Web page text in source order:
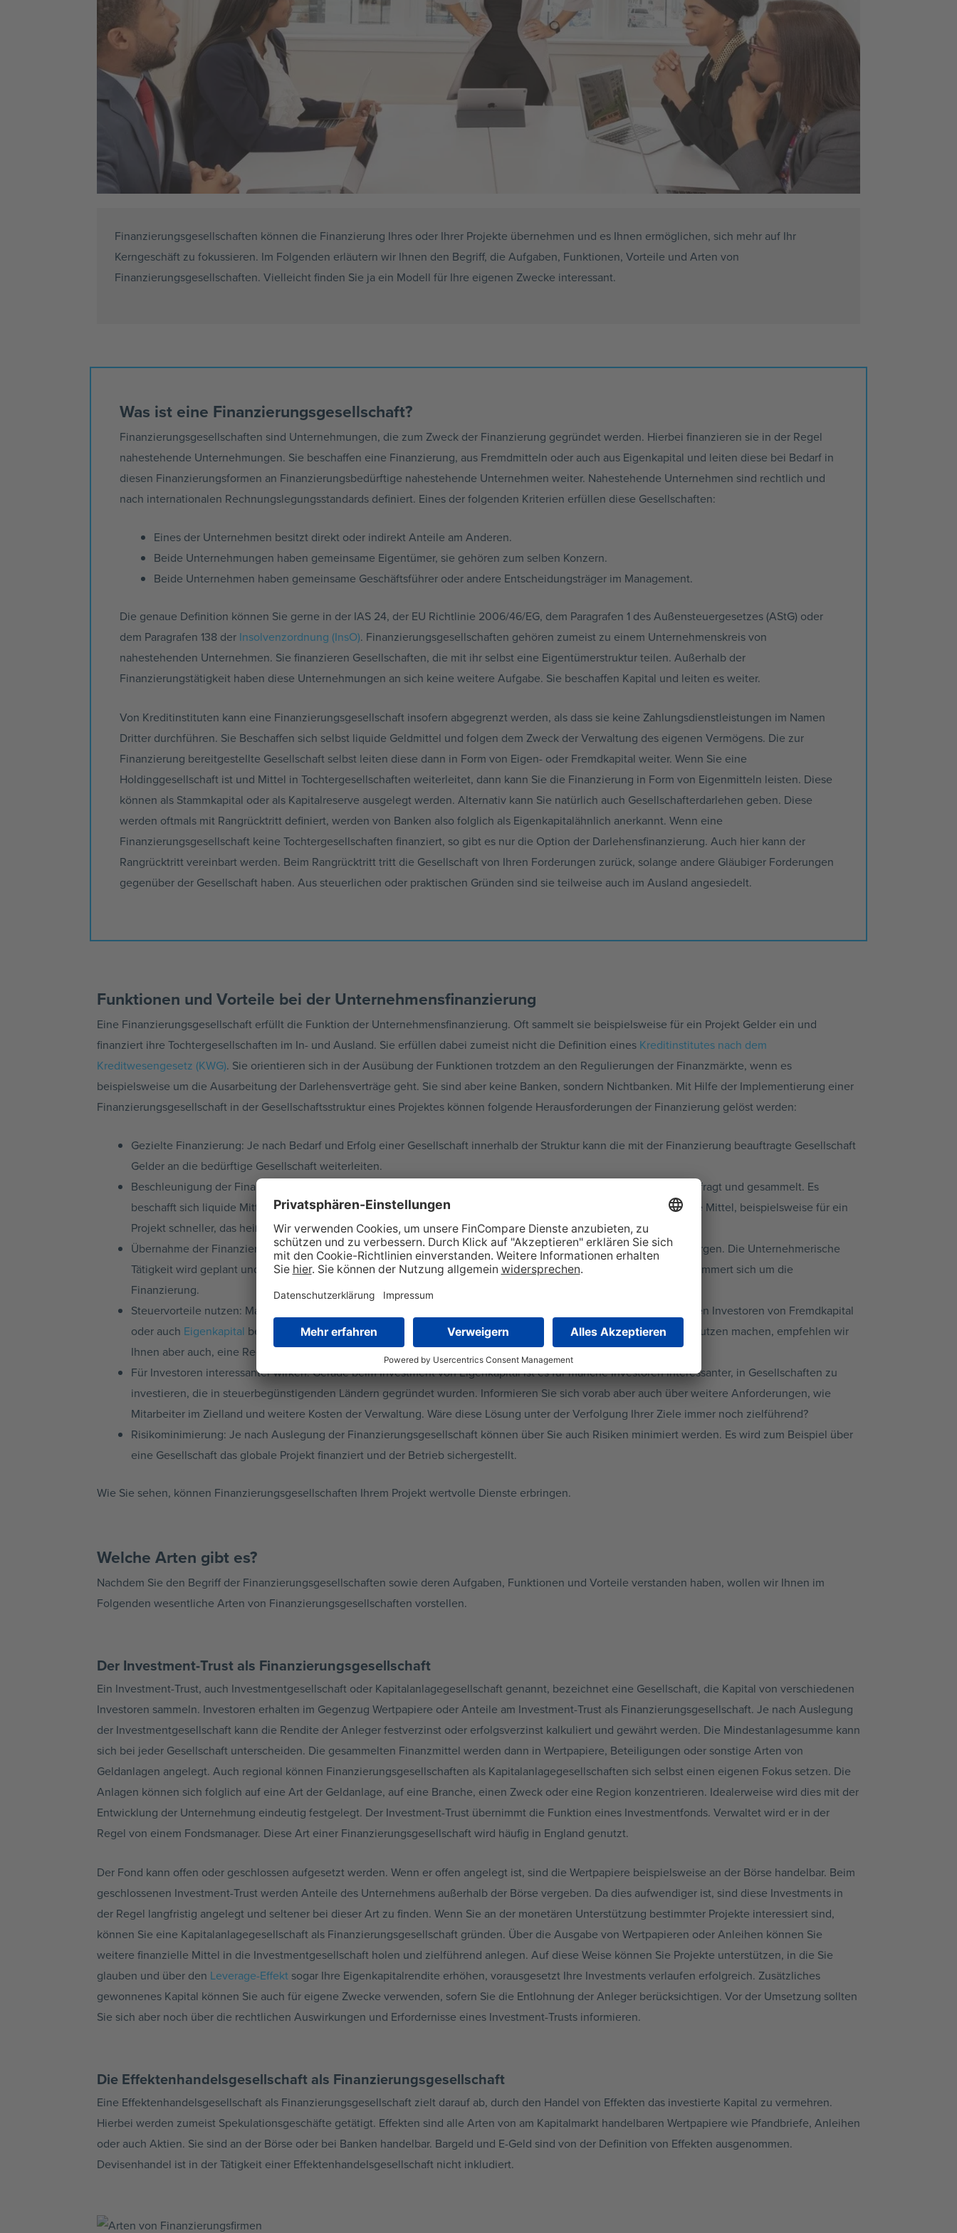
Finanzierungsgesellschaften können die Finanzierung Ihres oder Ihrer Projekte übernehmen und es Ihnen ermöglichen, sich mehr auf Ihr
Kerngeschäft zu fokussieren. Im Folgenden erläutern wir Ihnen den Begriff, die Aufgaben, Funktionen, Vorteile und Arten von
Finanzierungsgesellschaften. Vielleicht finden Sie ja ein Modell für Ihre eigenen Zwecke interessant.
Was ist eine Finanzierungsgesellschaft?
Finanzierungsgesellschaften sind Unternehmungen, die zum Zweck der Finanzierung gegründet werden. Hierbei finanzieren sie in der Regel
nahestehende Unternehmungen. Sie beschaffen eine Finanzierung, aus Fremdmitteln oder auch aus Eigenkapital und leiten diese bei Bedarf in
diesen Finanzierungsformen an Finanzierungsbedürftige nahestehende Unternehmen weiter. Nahestehende Unternehmen sind rechtlich und
nach internationalen Rechnungslegungsstandards definiert. Eines der folgenden Kriterien erfüllen diese Gesellschaften:
Eines der Unternehmen besitzt direkt oder indirekt Anteile am Anderen.
Beide Unternehmungen haben gemeinsame Eigentümer, sie gehören zum selben Konzern.
Beide Unternehmen haben gemeinsame Geschäftsführer oder andere Entscheidungsträger im Management.
Die genaue Definition können Sie gerne in der IAS 24, der EU Richtlinie 2006/46/EG, dem Paragrafen 1 des Außensteuergesetzes (AStG) oder
dem Paragrafen 138 der Insolvenzordnung (InsO). Finanzierungsgesellschaften gehören zumeist zu einem Unternehmenskreis von
nahestehenden Unternehmen. Sie finanzieren Gesellschaften, die mit ihr selbst eine Eigentümerstruktur teilen. Außerhalb der
Finanzierungstätigkeit haben diese Unternehmungen an sich keine weitere Aufgabe. Sie beschaffen Kapital und leiten es weiter.
Von Kreditinstituten kann eine Finanzierungsgesellschaft insofern abgegrenzt werden, als dass sie keine Zahlungsdienstleistungen im Namen
Dritter durchführen. Sie Beschaffen sich selbst liquide Geldmittel und folgen dem Zweck der Verwaltung des eigenen Vermögens. Die zur
Finanzierung bereitgestellte Gesellschaft selbst leiten diese dann in Form von Eigen- oder Fremdkapital weiter. Wenn Sie eine
Holdinggesellschaft ist und Mittel in Tochtergesellschaften weiterleitet, dann kann Sie die Finanzierung in Form von Eigenmitteln leisten. Diese
können als Stammkapital oder als Kapitalreserve ausgelegt werden. Alternativ kann Sie natürlich auch Gesellschafterdarlehen geben. Diese
werden oftmals mit Rangrücktritt definiert, werden von Banken also folglich als Eigenkapitalähnlich anerkannt. Wenn eine
Finanzierungsgesellschaft keine Tochtergesellschaften finanziert, so gibt es nur die Option der Darlehensfinanzierung. Auch hier kann der
Rangrücktritt vereinbart werden. Beim Rangrücktritt tritt die Gesellschaft von Ihren Forderungen zurück, solange andere Gläubiger Forderungen
gegenüber der Gesellschaft haben. Aus steuerlichen oder praktischen Gründen sind sie teilweise auch im Ausland angesiedelt.
Funktionen und Vorteile bei der Unternehmensfinanzierung
Eine Finanzierungsgesellschaft erfüllt die Funktion der Unternehmensfinanzierung. Oft sammelt sie beispielsweise für ein Projekt Gelder ein und
finanziert ihre Tochtergesellschaften im In- und Ausland. Sie erfüllen dabei zumeist nicht die Definition eines Kreditinstitutes nach dem
Kreditwesengesetz (KWG). Sie orientieren sich in der Ausübung der Funktionen trotzdem an den Regulierungen der Finanzmärkte, wenn es
beispielsweise um die Ausarbeitung der Darlehensverträge geht. Sie sind aber keine Banken, sondern Nichtbanken. Mit Hilfe der Implementierung einer
Finanzierungsgesellschaft in der Gesellschaftsstruktur eines Projektes können folgende Herausforderungen der Finanzierung gelöst werden:
Gezielte Finanzierung: Je nach Bedarf und Erfolg einer Gesellschaft innerhalb der Struktur kann die mit der Finanzierung beauftragte Gesellschaft
Gelder an die bedürftige Gesellschaft weiterleiten.
Beschleunigung der Finanzierung: Das Geld wird in der Finanzierungsgesellschaft oft jährlich oder auf Vorrat angefragt und gesammelt. Es
beschafft sich liquide Mittel für die Geschäftstätigkeit der folgenden zwölf Monate ein. Auf diese Weise können die Mittel, beispielsweise für ein
Projekt schneller, das heißt auf Anfrage weitergeleitet werden.
Übernahme der Finanzierungsfunktion: Einzelne Gesellschaften müssen sich nicht selbst um eine Finanzierung sorgen. Die Unternehmerische
Tätigkeit wird geplant und innerhalb der Unternehmensgruppe zusammengelegt. Die Finanzierungsgesellschaft kümmert sich um die
Finanzierung.
Steuervorteile nutzen: Manche Staaten, wie zum Beispiel Luxemburg auch innerhalb der Europäischen Union bieten Investoren von Fremdkapital
oder auch Eigenkapital bessere Konditionen. Es müssen weniger Steuern gezahlt werden. Bevor Sie sich dies zu Nutzen machen, empfehlen wir
Ihnen aber auch, eine Rechtsberatung aufzunehmen, um rechtliche Konsequenzen für sich auszuschließen.
Für Investoren interessanter wirken: Gerade beim Investment von Eigenkapital ist es für manche Investoren interessanter, in Gesellschaften zu
investieren, die in steuerbegünstigenden Ländern gegründet wurden. Informieren Sie sich vorab aber auch über weitere Anforderungen, wie
Mitarbeiter im Zielland und weitere Kosten der Verwaltung. Wäre diese Lösung unter der Verfolgung Ihrer Ziele immer noch zielführend?
Risikominimierung: Je nach Auslegung der Finanzierungsgesellschaft können über Sie auch Risiken minimiert werden. Es wird zum Beispiel über
eine Gesellschaft das globale Projekt finanziert und der Betrieb sichergestellt.
Wie Sie sehen, können Finanzierungsgesellschaften Ihrem Projekt wertvolle Dienste erbringen.
Welche Arten gibt es?
Nachdem Sie den Begriff der Finanzierungsgesellschaften sowie deren Aufgaben, Funktionen und Vorteile verstanden haben, wollen wir Ihnen im
Folgenden wesentliche Arten von Finanzierungsgesellschaften vorstellen.
Der Investment-Trust als Finanzierungsgesellschaft
Ein Investment-Trust, auch Investmentgesellschaft oder Kapitalanlagegesellschaft genannt, bezeichnet eine Gesellschaft, die Kapital von verschiedenen
Investoren sammeln. Investoren erhalten im Gegenzug Wertpapiere oder Anteile am Investment-Trust als Finanzierungsgesellschaft. Je nach Auslegung
der Investmentgesellschaft kann die Rendite der Anleger festverzinst oder erfolgsverzinst kalkuliert und gewährt werden. Die Mindestanlagesumme kann
sich bei jeder Gesellschaft unterscheiden. Die gesammelten Finanzmittel werden dann in Wertpapiere, Beteiligungen oder sonstige Arten von
Geldanlagen angelegt. Auch regional können Finanzierungsgesellschaften als Kapitalanlagegesellschaften sich selbst einen eigenen Fokus setzen. Die
Anlagen können sich folglich auf eine Art der Geldanlage, auf eine Branche, einen Zweck oder eine Region konzentrieren. Idealerweise wird dies mit der
Entwicklung der Unternehmung eindeutig festgelegt. Der Investment-Trust übernimmt die Funktion eines Investmentfonds. Verwaltet wird er in der
Regel von einem Fondsmanager. Diese Art einer Finanzierungsgesellschaft wird häufig in England genutzt.
Der Fond kann offen oder geschlossen aufgesetzt werden. Wenn er offen angelegt ist, sind die Wertpapiere beispielsweise an der Börse handelbar. Beim
geschlossenen Investment-Trust werden Anteile des Unternehmens außerhalb der Börse vergeben. Da dies aufwendiger ist, sind diese Investments in
der Regel langfristig angelegt und seltener bei dieser Art zu finden. Wenn Sie an der monetären Unterstützung bestimmter Projekte interessiert sind,
können Sie eine Kapitalanlagegesellschaft als Finanzierungsgesellschaft gründen. Über die Ausgabe von Wertpapieren oder Anleihen können Sie
weitere finanzielle Mittel in die Investmentgesellschaft holen und zielführend anlegen. Auf diese Weise können Sie Projekte unterstützen, in die Sie
glauben und über den Leverage-Effekt sogar Ihre Eigenkapitalrendite erhöhen, vorausgesetzt Ihre Investments verlaufen erfolgreich. Zusätzliches
gewonnenes Kapital können Sie auch für eigene Zwecke verwenden, sofern Sie die Entlohnung der Anleger berücksichtigen. Vor der Umsetzung sollten
Sie sich aber noch über die rechtlichen Auswirkungen und Erfordernisse eines Investment-Trusts informieren.
Die Effektenhandelsgesellschaft als Finanzierungsgesellschaft
Eine Effektenhandelsgesellschaft als Finanzierungsgesellschaft zielt darauf ab, durch den Handel von Effekten das investierte Kapital zu vermehren.
Hierbei werden zumeist Spekulationsgeschäfte getätigt. Effekten sind alle Arten von am Kapitalmarkt handelbaren Wertpapiere wie Pfandbriefe, Anleihen
oder auch Aktien. Sie sind an der Börse oder bei Banken handelbar. Bargeld und E-Geld sind von der Definition von Effekten ausgenommen.
Devisenhandel ist in der Tätigkeit einer Effektenhandelsgesellschaft nicht inkludiert.